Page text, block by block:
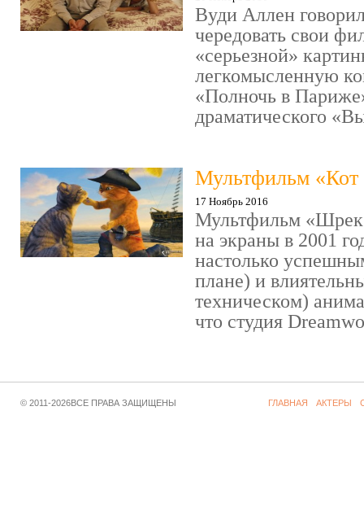
Вуди Аллен
чередовать свои
«серьезной»
легкомысленную
«Полночь в
драматического
Мультфильм «Кот
17 Ноябрь 2016
Мультфильм
на экраны в 2001
настолько
плане) и
техническом)
что студия
© 2011-2026ВСЕ ПРАВА ЗАЩИЩЕНЫ ГЛАВНАЯ АКТЕРЫ